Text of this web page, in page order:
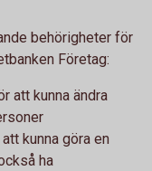
behörigheter för
Företag:
att kunna ändra
kunna göra en
ha